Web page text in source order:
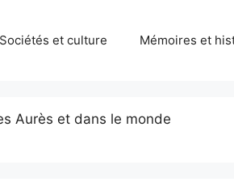
Sociétés et culture Mémoires et
Aurès et dans le monde